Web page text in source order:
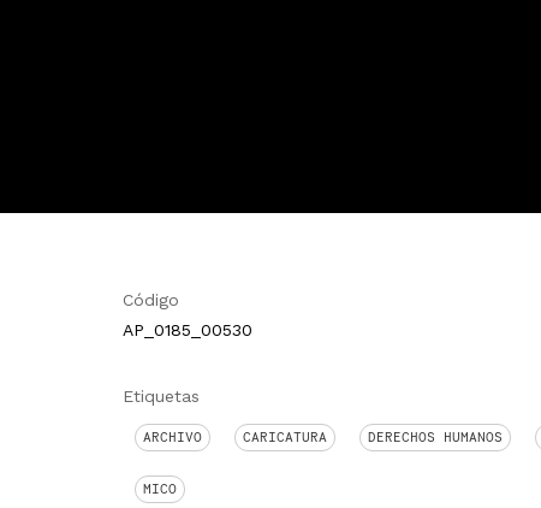
Código
AP_0185_00530
Etiquetas
ARCHIVO CARICATURA DERECHOS HUMANOS
MICO